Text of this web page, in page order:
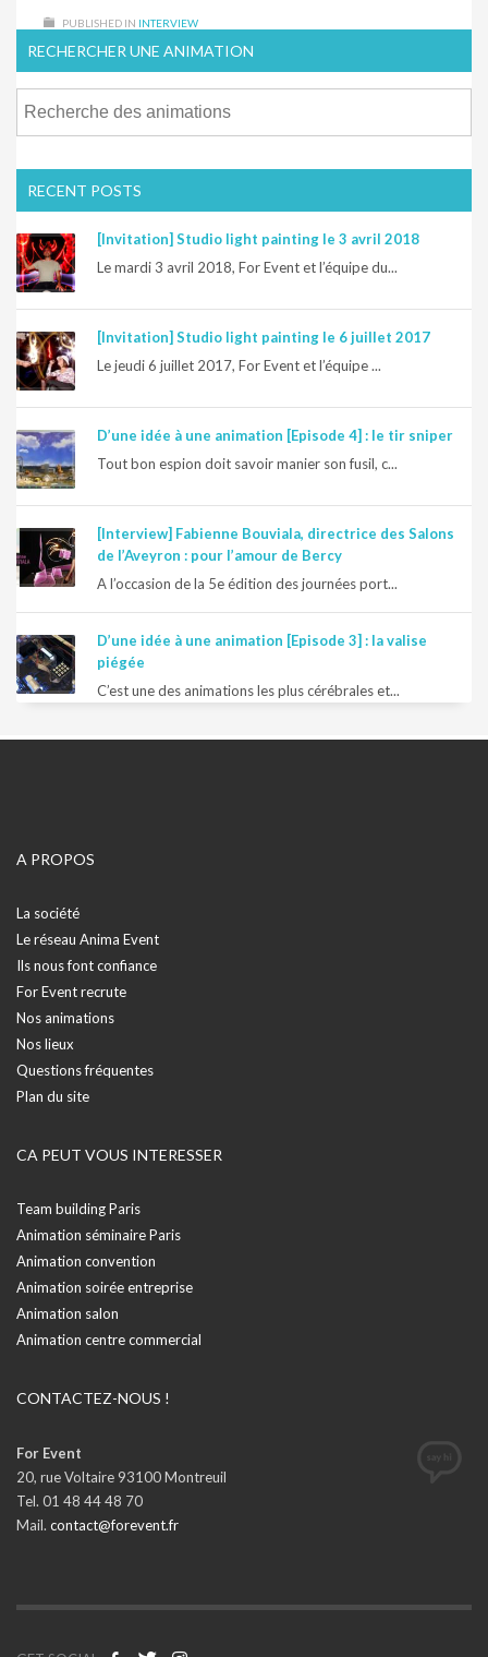
PUBLISHED IN INTERVIEW
RECHERCHER UNE ANIMATION
RECENT POSTS
[Invitation] Studio light painting le 3 avril 2018
Le mardi 3 avril 2018, For Event et l’équipe du...
[Invitation] Studio light painting le 6 juillet 2017
Le jeudi 6 juillet 2017, For Event et l’équipe ...
D’une idée à une animation [Episode 4] : le tir sniper
Tout bon espion doit savoir manier son fusil, c...
[Interview] Fabienne Bouviala, directrice des Salons
de l’Aveyron : pour l’amour de Bercy
A l’occasion de la 5e édition des journées port...
D’une idée à une animation [Episode 3] : la valise
piégée
C’est une des animations les plus cérébrales et...
A PROPOS
La société
Le réseau Anima Event
Ils nous font confiance
For Event recrute
Nos animations
Nos lieux
Questions fréquentes
Plan du site
CA PEUT VOUS INTERESSER
Team building Paris
Animation séminaire Paris
Animation convention
Animation soirée entreprise
Animation salon
Animation centre commercial
CONTACTEZ-NOUS !
For Event
20, rue Voltaire 93100 Montreuil
Tel. 01 48 44 48 70
Mail. contact@forevent.fr